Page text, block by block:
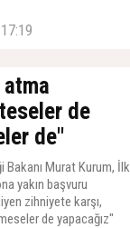
de
de"
Murat Kurum, İlk
yakın başvuru
zihniyete karşı,
de yapacağız"